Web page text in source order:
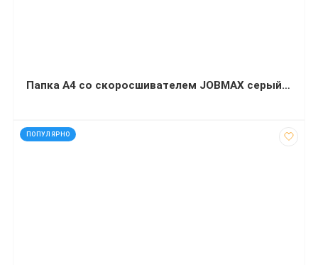
Папка A4 со скоросшивателем JOBMAX серый Buromax
ПОПУЛЯРНО
код: 12073